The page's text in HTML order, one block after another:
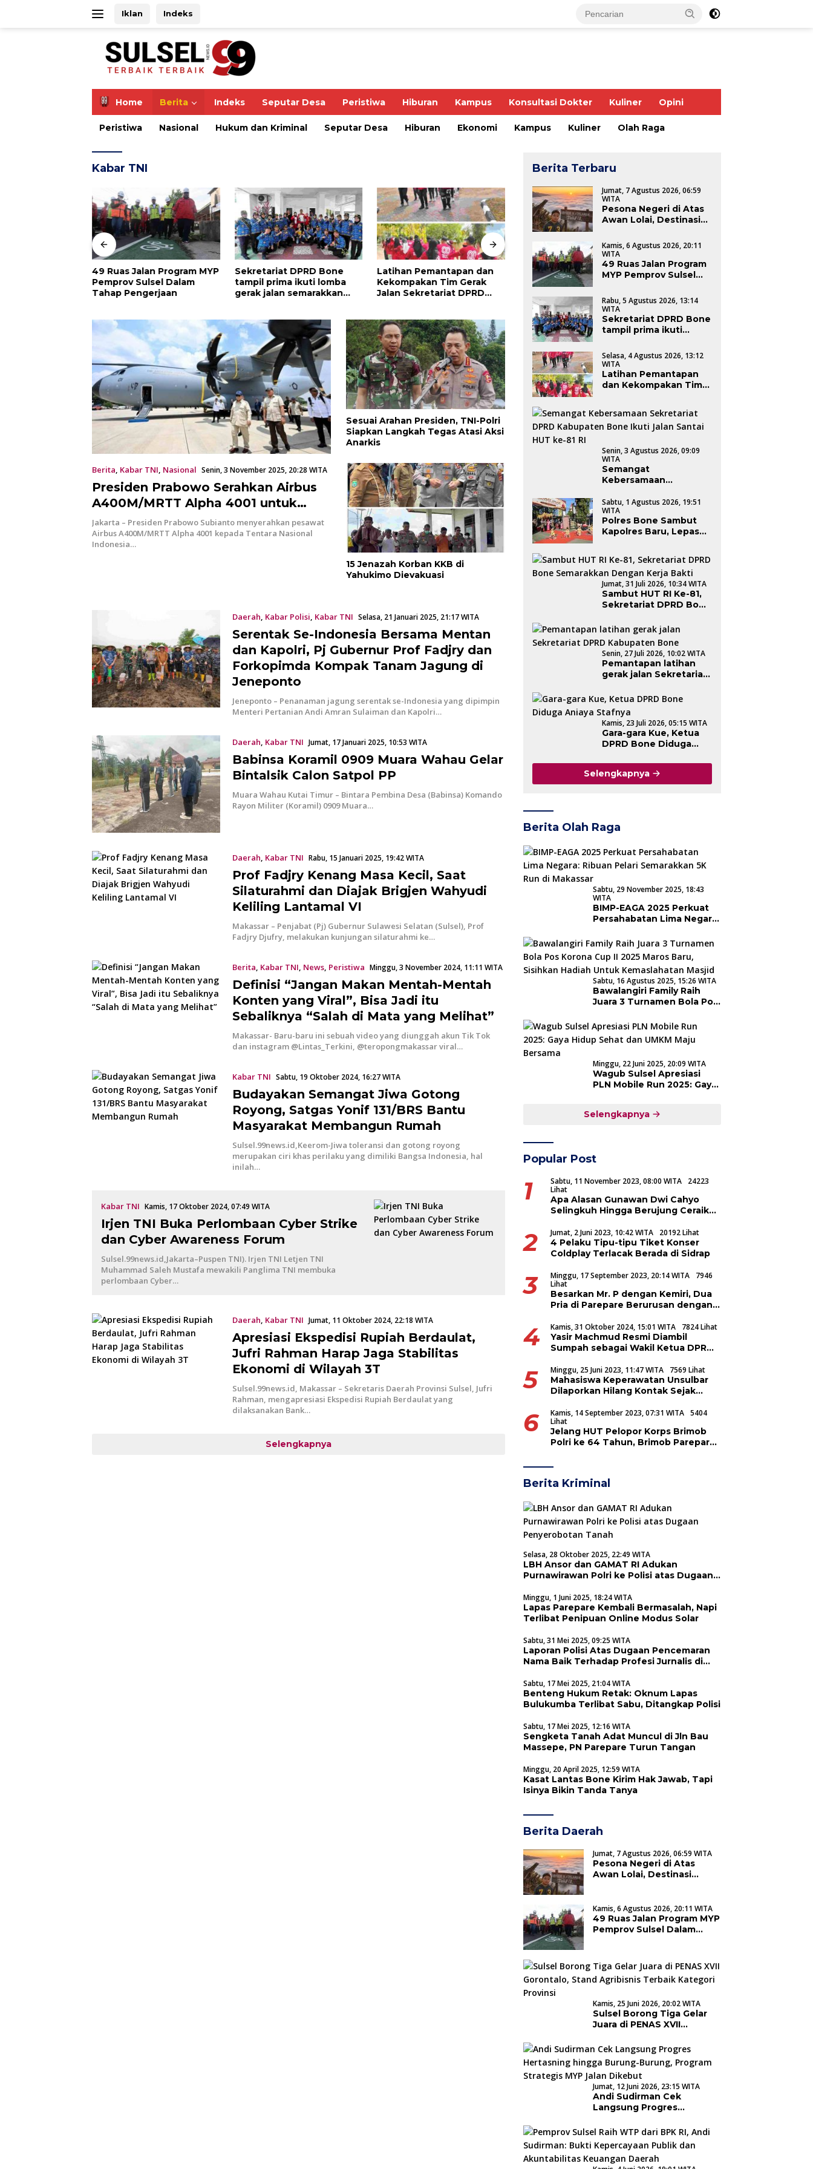
Iklan Indeks
Home Berita Indeks Seputar Desa Peristiwa Hiburan Kampus Konsultasi Dokter Kuliner Opini
Peristiwa Nasional Hukum dan Kriminal Seputar Desa Hiburan Ekonomi Kampus Kuliner Olah Raga
Kabar TNI
49 Ruas Jalan Program MYP
Pemprov Sulsel Dalam
Tahap Pengerjaan
Sekretariat DPRD Bone
tampil prima ikuti lomba
gerak jalan semarakkan
Latihan Pemantapan dan
Kekompakan Tim Gerak
Jalan Sekretariat DPRD
Semangat Kebersamaan
Sekretariat DPRD
Santai HUT ke-81 RI
Polres Bone Sambut
Dengan Tradisi Pedang
Pora
Berita, Kabar TNI, Nasional Senin, 3 November 2025, 20:28 WITA
Presiden Prabowo Serahkan Airbus
A400M/MRTT Alpha 4001 untuk
Perkuat Kekuatan Angkatan Udara
Indonesia
Jakarta – Presiden Prabowo Subianto menyerahkan pesawat
Airbus A400M/MRTT Alpha 4001 kepada Tentara Nasional
Indonesia…
Sesuai Arahan Presiden, TNI-Polri
Siapkan Langkah Tegas Atasi Aksi
Anarkis
15 Jenazah Korban KKB di
Yahukimo Dievakuasi
Daerah, Kabar Polisi, Kabar TNI Selasa, 21 Januari 2025, 21:17 WITA
Serentak Se-Indonesia Bersama Mentan
dan Kapolri, Pj Gubernur Prof Fadjry dan
Forkopimda Kompak Tanam Jagung di
Jeneponto
Jeneponto – Penanaman jagung serentak se-Indonesia yang dipimpin
Menteri Pertanian Andi Amran Sulaiman dan Kapolri…
Daerah, Kabar TNI Jumat, 17 Januari 2025, 10:53 WITA
Babinsa Koramil 0909 Muara Wahau Gelar
Bintalsik Calon Satpol PP
Muara Wahau Kutai Timur – Bintara Pembina Desa (Babinsa) Komando
Rayon Militer (Koramil) 0909 Muara…
Daerah, Kabar TNI Rabu, 15 Januari 2025, 19:42 WITA
Prof Fadjry Kenang Masa Kecil, Saat
Silaturahmi dan Diajak Brigjen Wahyudi
Keliling Lantamal VI
Makassar – Penjabat (Pj) Gubernur Sulawesi Selatan (Sulsel), Prof
Fadjry Djufry, melakukan kunjungan silaturahmi ke…
Berita, Kabar TNI, News, Peristiwa Minggu, 3 November 2024, 11:11 WITA
Definisi “Jangan Makan Mentah-Mentah
Konten yang Viral”, Bisa Jadi itu
Sebaliknya “Salah di Mata yang Melihat”
Makassar- Baru-baru ini sebuah video yang diunggah akun Tik Tok
dan instagram @Lintas_Terkini, @teropongmakassar viral…
Kabar TNI Sabtu, 19 Oktober 2024, 16:27 WITA
Budayakan Semangat Jiwa Gotong
Royong, Satgas Yonif 131/BRS Bantu
Masyarakat Membangun Rumah
Sulsel.99news.id,Keerom-Jiwa toleransi dan gotong royong
merupakan ciri khas perilaku yang dimiliki Bangsa Indonesia, hal
inilah…
Kabar TNI Kamis, 17 Oktober 2024, 07:49 WITA
Irjen TNI Buka Perlombaan Cyber Strike
dan Cyber Awareness Forum
Sulsel.99news.id,Jakarta–Puspen TNI). Irjen TNI Letjen TNI
Muhammad Saleh Mustafa mewakili Panglima TNI membuka
perlombaan Cyber…
Daerah, Kabar TNI Jumat, 11 Oktober 2024, 22:18 WITA
Apresiasi Ekspedisi Rupiah Berdaulat,
Jufri Rahman Harap Jaga Stabilitas
Ekonomi di Wilayah 3T
Sulsel.99news.id, Makassar – Sekretaris Daerah Provinsi Sulsel, Jufri
Rahman, mengapresiasi Ekspedisi Rupiah Berdaulat yang
dilaksanakan Bank…
Selengkapnya
Berita Terbaru
Jumat, 7 Agustus 2026, 06:59
WITA
Pesona Negeri di Atas
Awan Lolai, Destinasi
Memikat Hati
Wisatawan
Kamis, 6 Agustus 2026, 20:11
WITA
49 Ruas Jalan Program
MYP Pemprov Sulsel
Pengerjaan
Rabu, 5 Agustus 2026, 13:14
WITA
Sekretariat DPRD Bone
tampil prima ikuti
semarakkan HUT RI
Selasa, 4 Agustus 2026, 13:12
WITA
Latihan Pemantapan
dan Kekompakan Tim
Rangka HUT
Kemerdekaan RI Ke-81
Senin, 3 Agustus 2026, 09:09
WITA
Semangat
Kebersamaan
Kabupaten Bone Ikuti
Jalan Santai HUT ke-81
RI
Sabtu, 1 Agustus 2026, 19:51
WITA
Polres Bone Sambut
Kapolres Baru, Lepas
Pedang Pora
Jumat, 31 Juli 2026, 10:34 WITA
Sambut HUT RI Ke-81,
Sekretariat DPRD Bone
Kerja Bakti
Senin, 27 Juli 2026, 10:02 WITA
Pemantapan latihan
gerak jalan Sekretariat
Kamis, 23 Juli 2026, 05:15 WITA
Gara-gara Kue, Ketua
DPRD Bone Diduga
Selengkapnya
Berita Olah Raga
Sabtu, 29 November 2025, 18:43
WITA
BIMP-EAGA 2025 Perkuat
Persahabatan Lima Negara:
5K Run di Makassar
Sabtu, 16 Agustus 2025, 15:26 WITA
Bawalangiri Family Raih
Juara 3 Turnamen Bola Pos
Baru, Sisihkan Hadiah
Untuk Kemaslahatan
Masjid
Minggu, 22 Juni 2025, 20:09 WITA
Wagub Sulsel Apresiasi
PLN Mobile Run 2025: Gaya
Selengkapnya
Popular Post
1 Sabtu, 11 November 2023, 08:00 WITA
24223
Lihat
Apa Alasan Gunawan Dwi Cahyo
Selingkuh Hingga Berujung Ceraikan
2 Jumat, 2 Juni 2023, 10:42 WITA 20192 Lihat
4 Pelaku Tipu-tipu Tiket Konser
Coldplay Terlacak Berada di Sidrap
3 Minggu, 17 September 2023, 20:14 WITA
7946
Lihat
Besarkan Mr. P dengan Kemiri, Dua
Pria di Parepare Berurusan dengan
4 Kamis, 31 Oktober 2024, 15:01 WITA 7824 Lihat
Yasir Machmud Resmi Diambil
Sumpah sebagai Wakil Ketua DPRD
5 Minggu, 25 Juni 2023, 11:47 WITA 7569 Lihat
Mahasiswa Keperawatan Unsulbar
Dilaporkan Hilang Kontak Sejak
6 Kamis, 14 September 2023, 07:31 WITA
5404
Lihat
Jelang HUT Pelopor Korps Brimob
Polri ke 64 Tahun, Brimob Parepare
Berita Kriminal
Selasa, 28 Oktober 2025, 22:49 WITA
LBH Ansor dan GAMAT RI Adukan
Purnawirawan Polri ke Polisi atas Dugaan
Minggu, 1 Juni 2025, 18:24 WITA
Lapas Parepare Kembali Bermasalah, Napi
Terlibat Penipuan Online Modus Solar
Sabtu, 31 Mei 2025, 09:25 WITA
Laporan Polisi Atas Dugaan Pencemaran
Nama Baik Terhadap Profesi Jurnalis di
Sabtu, 17 Mei 2025, 21:04 WITA
Benteng Hukum Retak: Oknum Lapas
Bulukumba Terlibat Sabu, Ditangkap Polisi
Sabtu, 17 Mei 2025, 12:16 WITA
Sengketa Tanah Adat Muncul di Jln Bau
Massepe, PN Parepare Turun Tangan
Minggu, 20 April 2025, 12:59 WITA
Kasat Lantas Bone Kirim Hak Jawab, Tapi
Isinya Bikin Tanda Tanya
Berita Daerah
Jumat, 7 Agustus 2026, 06:59 WITA
Pesona Negeri di Atas
Awan Lolai, Destinasi
Kamis, 6 Agustus 2026, 20:11 WITA
49 Ruas Jalan Program MYP
Pemprov Sulsel Dalam
Kamis, 25 Juni 2026, 20:02 WITA
Sulsel Borong Tiga Gelar
Juara di PENAS XVII
Terbaik Kategori Provinsi
Jumat, 12 Juni 2026, 23:15 WITA
Andi Sudirman Cek
Langsung Progres
Burung, Program Strategis
MYP Jalan Dikebut